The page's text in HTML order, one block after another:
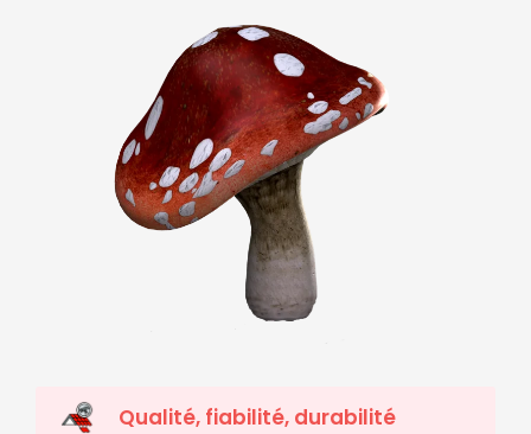
Qualité, fiabilité, durabilité